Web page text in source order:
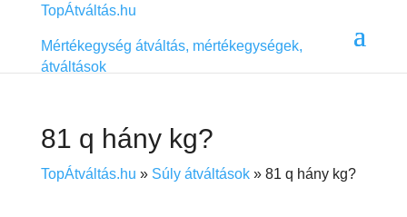
TopÁtváltás.hu
Mértékegység átváltás, mértékegységek,
átváltások
81 q hány kg?
TopÁtváltás.hu » Súly átváltások» 81 q hány kg?